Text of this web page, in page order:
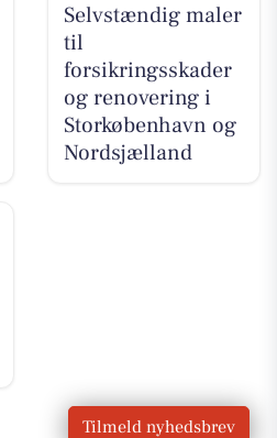
Selvstændig maler
til
forsikringsskader
og renovering i
Storkøbenhavn og
Nordsjælland
Tilmeld nyhedsbrev